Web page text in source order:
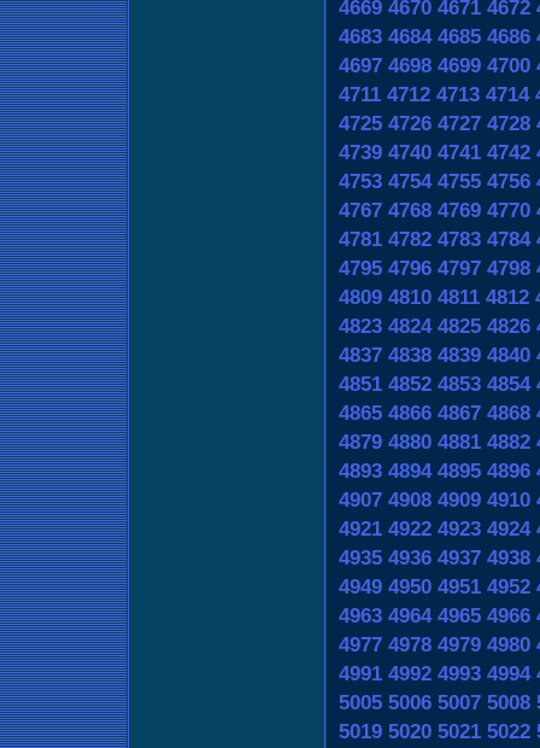
4669 4670 4671 4672
4683 4684 4685 4686
4697 4698 4699 4700
4711 4712 4713 4714
4725 4726 4727 4728
4739 4740 4741 4742
4753 4754 4755 4756
4767 4768 4769 4770
4781 4782 4783 4784
4795 4796 4797 4798
4809 4810 4811 4812
4823 4824 4825 4826
4837 4838 4839 4840
4851 4852 4853 4854
4865 4866 4867 4868
4879 4880 4881 4882
4893 4894 4895 4896
4907 4908 4909 4910
4921 4922 4923 4924
4935 4936 4937 4938
4949 4950 4951 4952
4963 4964 4965 4966
4977 4978 4979 4980
4991 4992 4993 4994
5005 5006 5007 5008
5019 5020 5021 5022